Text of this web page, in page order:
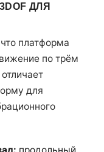
ДЛЯ
платформа
по трём
для
продольный